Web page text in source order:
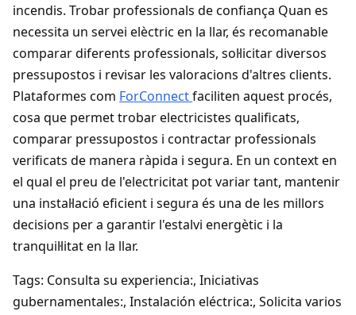
incendis. Trobar professionals de confiança Quan es
necessita un servei elèctric en la llar, és recomanable
comparar diferents professionals, sol·licitar diversos
pressupostos i revisar les valoracions d'altres clients.
Plataformes com ForConnectfaciliten aquest procés,
cosa que permet trobar electricistes qualificats,
comparar pressupostos i contractar professionals
verificats de manera ràpida i segura. En un context en
el qual el preu de l'electricitat pot variar tant, mantenir
una instal·lació eficient i segura és una de les millors
decisions per a garantir l'estalvi energètic i la
tranquil·litat en la llar.
Tags: Consulta su experiencia:, Iniciativas
gubernamentales:, Instalación eléctrica:, Solicita varios